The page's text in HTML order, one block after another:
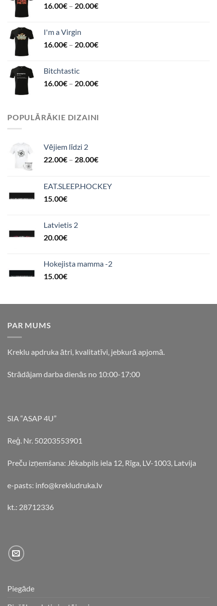
16.00€ – 20.00€
I'm a Virgin
16.00€ – 20.00€
Bitchtastic
16.00€ – 20.00€
POPULĀRĀKIE DIZAINI
Vējiem līdzi 2
22.00€ – 28.00€
EAT.SLEEP.HOCKEY
15.00€
Latvietis 2
20.00€
Hokejista mamma -2
15.00€
PAR MUMS
Kreklu apdruka ātri, kvalitatīvi, jebkurā apjomā.
Strādājam darba dienās no 10:00-17:00
SIA “ASAP 4U”
Reģ. Nr. 50203553901
Preču izņemšana: Jēkabpils iela 12, Rīga, LV-1003, Latvija
e-pasts: info@krekludruka.lv
kt.: 28712336
Piegāde